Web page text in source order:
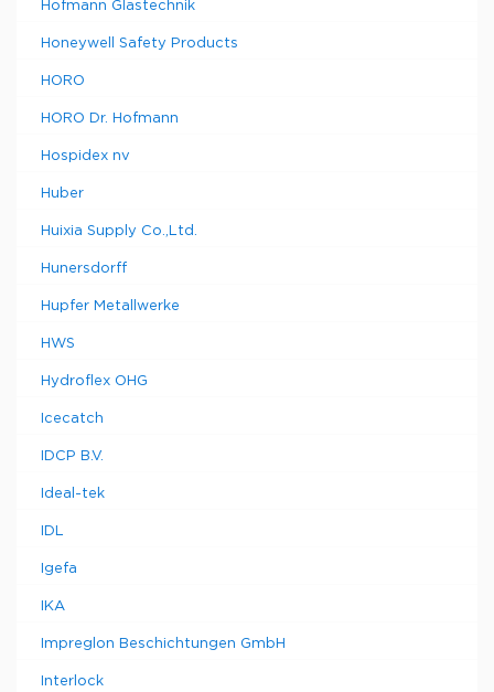
Hofmann Glastechnik
Honeywell Safety Products
HORO
HORO Dr. Hofmann
Hospidex nv
Huber
Huixia Supply Co.,Ltd.
Hunersdorff
Hupfer Metallwerke
HWS
Hydroflex OHG
Icecatch
IDCP B.V.
Ideal-tek
IDL
Igefa
IKA
Impreglon Beschichtungen GmbH
Interlock